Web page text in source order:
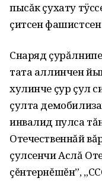
пысăк çухату
çитсен
Снаряд
тата аллинчен
хулинче çур çул
çулта
инвалид пулса
Отечественнăй
çулсенчи Аслă
çĕнтернĕшĕн”,